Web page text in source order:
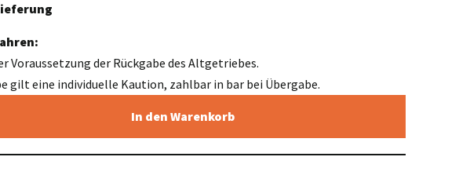
Voraussetzung der Rückgabe des Altgetriebes.
gilt eine individuelle Kaution, zahlbar in bar bei Übergabe.
In den Warenkorb